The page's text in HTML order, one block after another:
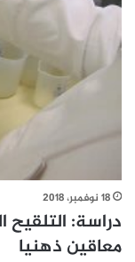
18 نوفمبر، 2018
دراسة:
معاقين ذهنيا